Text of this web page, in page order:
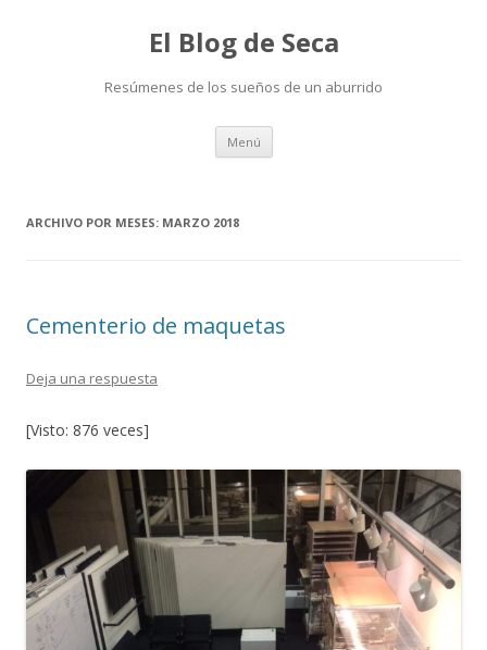
El Blog de Seca
Resúmenes de los sueños de un aburrido
Menú Ir
contenido
ARCHIVO POR MESES: MARZO 2018
Cementerio de maquetas
Deja una respuesta
[Visto: 876 veces]